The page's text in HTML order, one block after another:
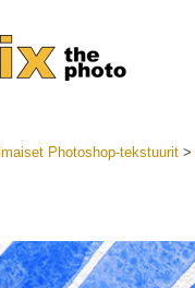
Parhaan
Ilmaiset Photoshop-tekstuurit>